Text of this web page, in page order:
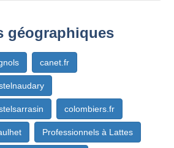
géographiques
canet.fr
colombiers.fr
Professionnels à Lattes